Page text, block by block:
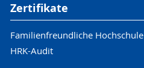
Zertifikate
Familienfreundliche Hochschule
HRK-Audit